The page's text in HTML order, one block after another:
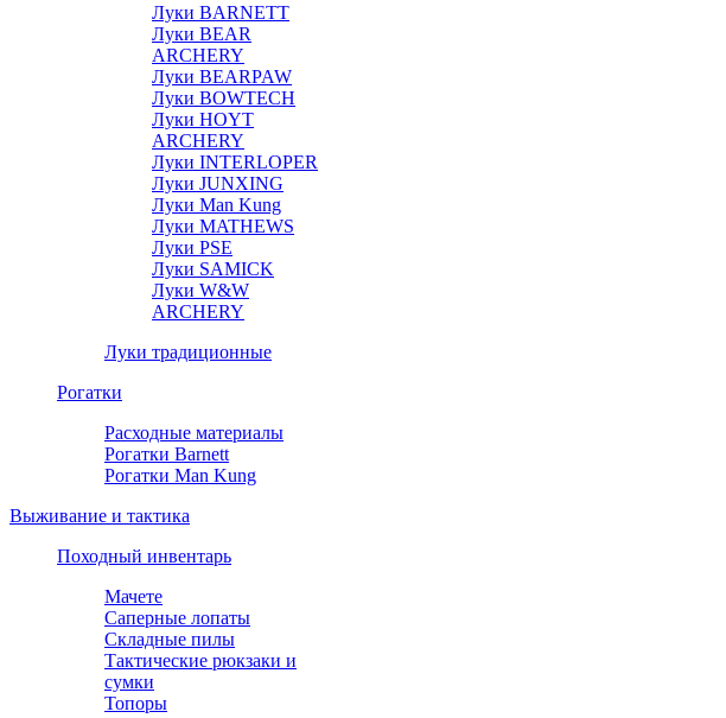
Луки BARNETT
Луки BEAR
ARCHERY
Луки BEARPAW
Луки BOWTECH
Луки HOYT
ARCHERY
Луки INTERLOPER
Луки JUNXING
Луки Man Kung
Луки MATHEWS
Луки PSE
Луки SAMICK
Луки W&W
ARCHERY
Луки традиционные
Рогатки
Расходные материалы
Рогатки Barnett
Рогатки Man Kung
Выживание и тактика
Походный инвентарь
Мачете
Саперные лопаты
Складные пилы
Тактические рюкзаки и
сумки
Топоры